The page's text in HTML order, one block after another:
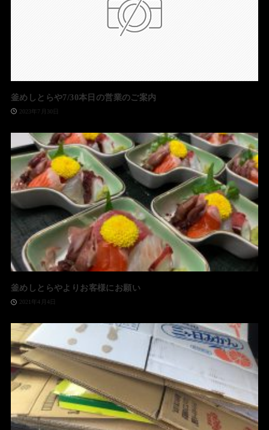
釜めしとらや7/30本日の営業のご案内
2023年7月30日
釜めしとらやよりお客様にお願い
2021年4月4日